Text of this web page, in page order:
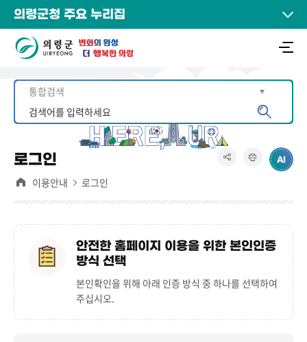
의령군청 주요 누리집
로그인
이용안내 로그인
안전한 홈페이지 이용을 위한 본인인증
방식 선택
본인확인을 위해 아래 인증 방식 중 하나를 선택하여
주십시오.